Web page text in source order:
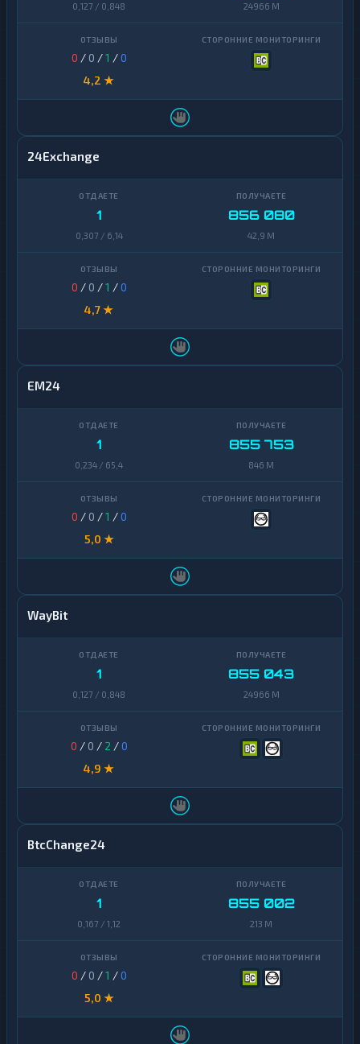
0,127 / 0,848 24966 M
0 / 0 /1 /0
4,2 ★
24Exchange
1
0,307 / 6,14
856 080
42,9 M
0 / 0 /1 /0
4,7 ★
EM24
1
0,234 / 65,4
855 753
846 M
0 / 0 /1 /0
5,0 ★
WayBit
1
0,127 / 0,848
855 043
24966 M
0 / 0 / 2 /0
4,9 ★
BtcChange24
1
0,167 / 1,12
855 002
213 M
0 / 0 /1 /0
5,0 ★